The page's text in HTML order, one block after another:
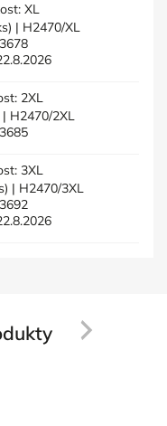
XL
| H2470/XL
2XL
| H2470/2XL
3XL
| H2470/3XL
Next